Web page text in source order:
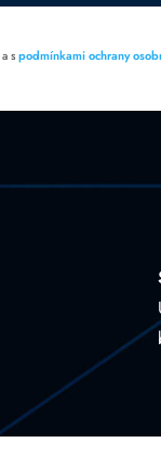
a spodmínkami ochrany